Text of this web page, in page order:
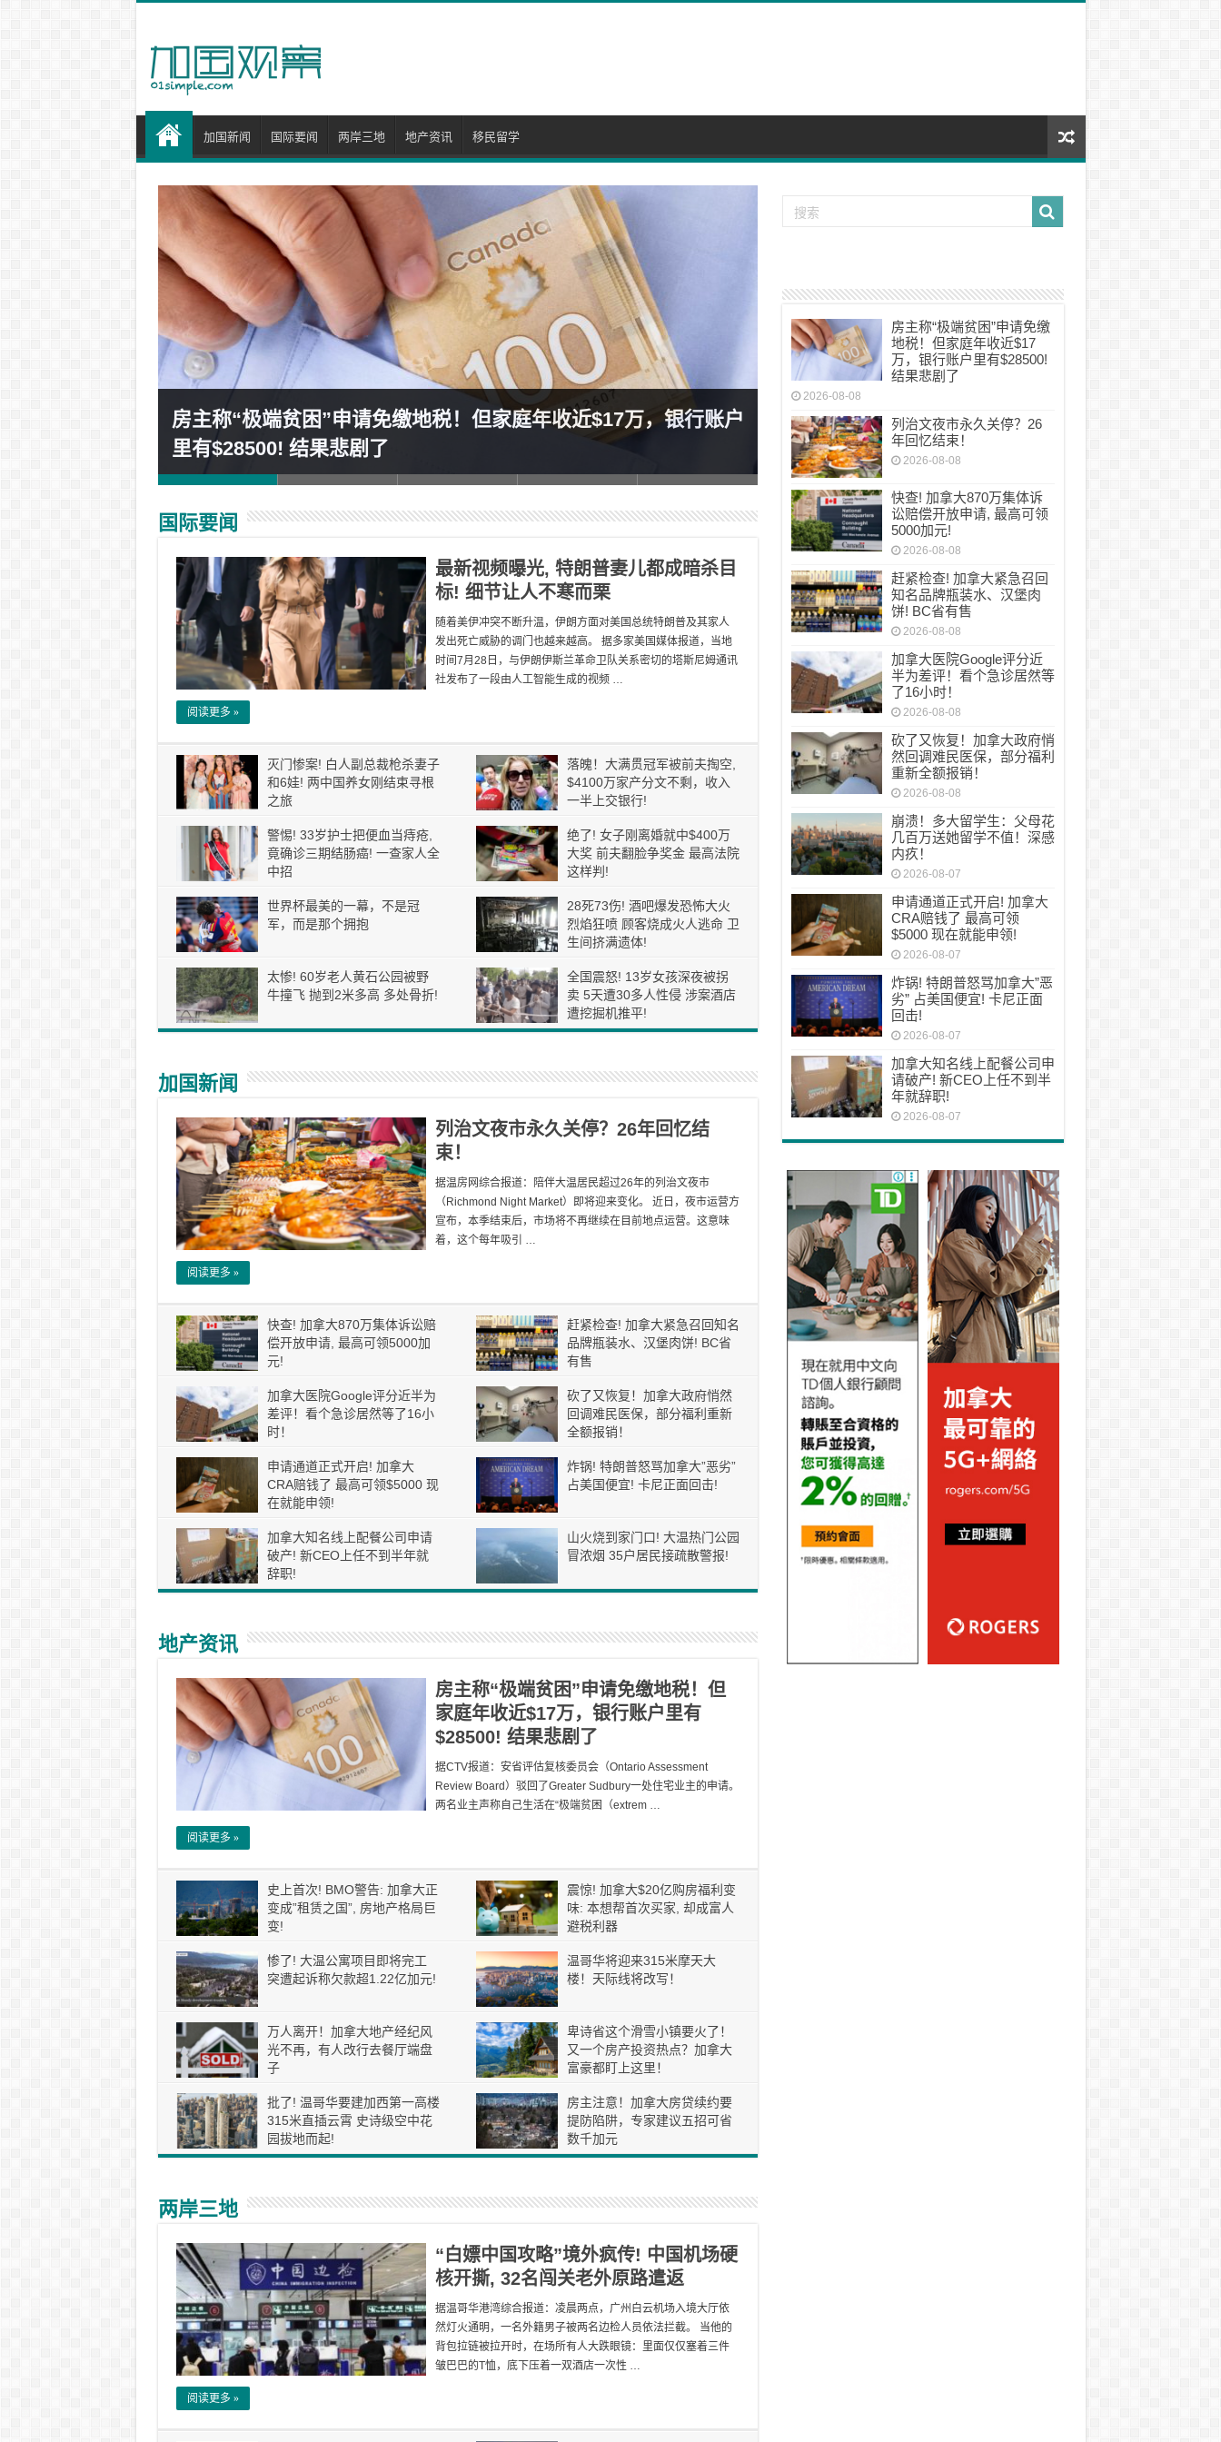
加国新闻 国际要闻 两岸三地 地产资讯 移民留学
房主称“极端贫困”申请免缴地税！但家庭年收近$17万，银行账户
里有$28500! 结果悲剧了
列治文夜市永久关停？26年回忆结束！
国际要闻
最新视频曝光, 特朗普妻儿都成暗杀目
标! 细节让人不寒而栗
随着美伊冲突不断升温，伊朗方面对美国总统特朗普及其家人
发出死亡威胁的调门也越来越高。 据多家美国媒体报道，当地
时间7月28日，与伊朗伊斯兰革命卫队关系密切的塔斯尼姆通讯
社发布了一段由人工智能生成的视频 …
阅读更多 »
灭门惨案! 白人副总裁枪杀妻子
和6娃! 两中国养女刚结束寻根
之旅
落魄！大满贯冠军被前夫掏空,
$4100万家产分文不剩，收入
一半上交银行!
警惕! 33岁护士把便血当痔疮,
竟确诊三期结肠癌! 一查家人全
中招
绝了! 女子刚离婚就中$400万
大奖 前夫翻脸争奖金 最高法院
这样判!
世界杯最美的一幕，不是冠
军，而是那个拥抱
28死73伤! 酒吧爆发恐怖大火
烈焰狂喷 顾客烧成火人逃命 卫
生间挤满遗体!
太惨! 60岁老人黄石公园被野
牛撞飞 抛到2米多高 多处骨折!
全国震怒! 13岁女孩深夜被拐
卖 5天遭30多人性侵 涉案酒店
遭挖掘机推平!
加国新闻
列治文夜市永久关停？26年回忆结
束！
据温房网综合报道：陪伴大温居民超过26年的列治文夜市
（Richmond Night Market）即将迎来变化。 近日，夜市运营方
宣布，本季结束后，市场将不再继续在目前地点运营。这意味
着，这个每年吸引 …
阅读更多 »
快查! 加拿大870万集体诉讼赔
偿开放申请, 最高可领5000加
元!
赶紧检查! 加拿大紧急召回知名
品牌瓶装水、汉堡肉饼! BC省
有售
加拿大医院Google评分近半为
差评！看个急诊居然等了16小
时！
砍了又恢复！加拿大政府悄然
回调难民医保，部分福利重新
全额报销！
申请通道正式开启! 加拿大
CRA赔钱了 最高可领$5000 现
在就能申领!
炸锅! 特朗普怒骂加拿大”恶劣”
占美国便宜! 卡尼正面回击!
加拿大知名线上配餐公司申请
破产! 新CEO上任不到半年就
辞职!
山火烧到家门口! 大温热门公园
冒浓烟 35户居民接疏散警报!
地产资讯
房主称“极端贫困”申请免缴地税！但
家庭年收近$17万，银行账户里有
$28500! 结果悲剧了
据CTV报道：安省评估复核委员会（Ontario Assessment
Review Board）驳回了Greater Sudbury一处住宅业主的申请。
两名业主声称自己生活在“极端贫困（extrem …
阅读更多 »
史上首次! BMO警告: 加拿大正
变成”租赁之国”, 房地产格局巨
变!
震惊! 加拿大$20亿购房福利变
味: 本想帮首次买家, 却成富人
避税利器
惨了! 大温公寓项目即将完工
突遭起诉称欠款超1.22亿加元!
温哥华将迎来315米摩天大
楼！天际线将改写！
万人离开！加拿大地产经纪风
光不再，有人改行去餐厅端盘
子
卑诗省这个滑雪小镇要火了！
又一个房产投资热点？加拿大
富豪都盯上这里！
批了! 温哥华要建加西第一高楼
315米直插云霄 史诗级空中花
园拔地而起!
房主注意！加拿大房贷续约要
提防陷阱，专家建议五招可省
数千加元
两岸三地
“白嫖中国攻略”境外疯传! 中国机场硬
核开撕, 32名闯关老外原路遣返
据温哥华港湾综合报道：凌晨两点，广州白云机场入境大厅依
然灯火通明，一名外籍男子被两名边检人员依法拦截。 当他的
背包拉链被拉开时，在场所有人大跌眼镜：里面仅仅塞着三件
皱巴巴的T恤，底下压着一双酒店一次性 …
阅读更多 »
房主称“极端贫困”申请免缴
地税！但家庭年收近$17
万，银行账户里有$28500!
结果悲剧了
2026-08-08
列治文夜市永久关停？26
年回忆结束！
2026-08-08
快查! 加拿大870万集体诉
讼赔偿开放申请, 最高可领
5000加元!
2026-08-08
赶紧检查! 加拿大紧急召回
知名品牌瓶装水、汉堡肉
饼! BC省有售
2026-08-08
加拿大医院Google评分近
半为差评！看个急诊居然等
了16小时！
2026-08-08
砍了又恢复！加拿大政府悄
然回调难民医保，部分福利
重新全额报销！
2026-08-08
崩溃！多大留学生：父母花
几百万送她留学不值！深感
内疚！
2026-08-07
申请通道正式开启! 加拿大
CRA赔钱了 最高可领
$5000 现在就能申领!
2026-08-07
炸锅! 特朗普怒骂加拿大”恶
劣” 占美国便宜! 卡尼正面
回击!
2026-08-07
加拿大知名线上配餐公司申
请破产! 新CEO上任不到半
年就辞职!
2026-08-07